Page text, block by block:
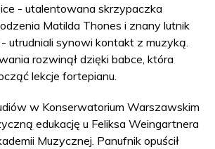
- utalentowana skrzypaczka
Matilda Thones i znany lutnik
utrudniali synowi kontakt z muzyką.
rozwinął dzięki babce, która
lekcje fortepianu.
w Konserwatorium Warszawskim
edukację u Feliksa Weingartnera
Muzycznej. Panufnik opuścił